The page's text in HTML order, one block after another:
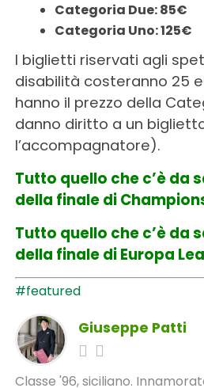
Categoria Due: 85€
Categoria Uno: 125€
I biglietti riservati agli
disabilità costeranno 25
hanno il prezzo della
danno diritto a un
l’accompagnatore).
Tutto quello che c’è da
della finale di
Tutto quello che c’è da
della finale di Europa
#featured
Giuseppe Patti
Classe '96, siciliano.